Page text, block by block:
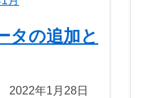
タの追加と
2022年1月28日